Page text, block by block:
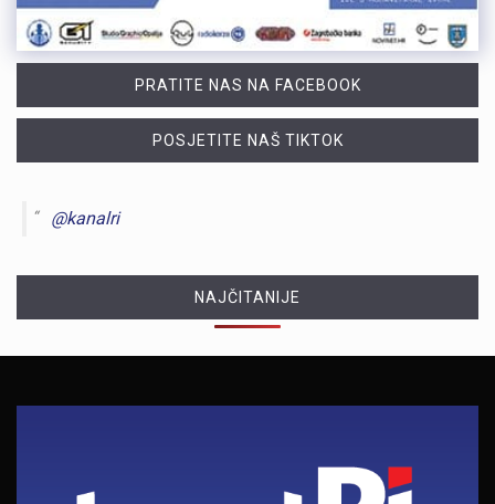
PRATITE NAS NA FACEBOOK
POSJETITE NAŠ TIKTOK
@kanalri
NAJČITANIJE